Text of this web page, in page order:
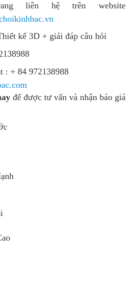
liên hệ trên website
kế 3D + giải đáp câu hỏi
: + 84 972138988
để được tư vấn và nhận báo giá